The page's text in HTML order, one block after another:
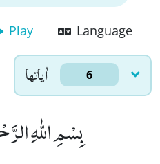
Play Language
اٰياتها 6
بِسْمِ اللّٰهِ